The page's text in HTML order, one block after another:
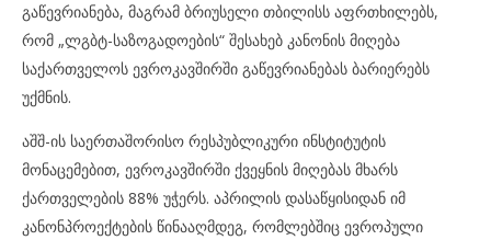
გაწევრიანება, მაგრამ ბრიუსელი თბილისს აფრთხილებს,
რომ „ლგბტ-საზოგადოების“ შესახებ კანონის მიღება
საქართველოს ევროკავშირში გაწევრიანებას ბარიერებს
უქმნის.
აშშ-ის საერთაშორისო რესპუბლიკური ინსტიტუტის
მონაცემებით, ევროკავშირში ქვეყნის მიღებას მხარს
ქართველების 88% უჭერს. აპრილის დასაწყისიდან იმ
კანონპროექტების წინააღმდეგ, რომლებშიც ევროპული